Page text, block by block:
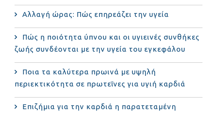
Αλλαγή ώρας: Πώς επηρεάζει την υγεία
Πώς η ποιότητα ύπνου και οι υγιεινές συνθήκες
ζωής συνδέονται με την υγεία του εγκεφάλου
Ποια τα καλύτερα πρωινά με υψηλή
περιεκτικότητα σε πρωτεΐνες για υγιή καρδιά
Επιζήμια για την καρδιά η παρατεταμένη